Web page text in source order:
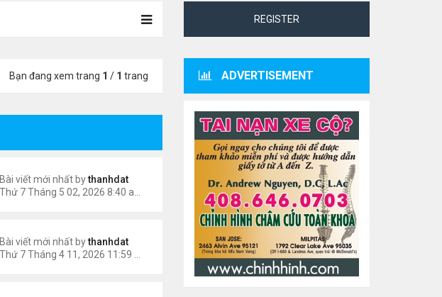
Bạn đang xem trang 1 / 1 trang
Bài viết mới nhất bythanhdat
Bài viết mới nhất bythanhdat
REGISTER
ADVERTISEMENT